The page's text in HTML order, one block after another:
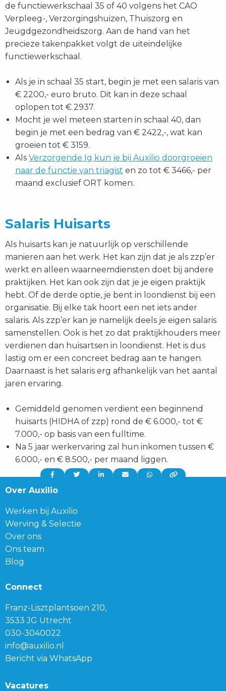
de functiewerkschaal 35 of 40 volgens het CAO
Verpleeg-, Verzorgingshuizen, Thuiszorg en
Jeugdgezondheidszorg. Aan de hand van het
precieze takenpakket volgt de uiteindelijke
functiewerkschaal.
Als je in schaal 35 start, begin je met een salaris van
€ 2200,- euro bruto. Dit kan in deze schaal
oplopen tot € 2937.
Mocht je wel meteen starten in schaal 40, dan
begin je met een bedrag van € 2422,-, wat kan
groeien tot € 3159.
Als Verzorgende Ig kun je bij Auxilio doorgroeien
naar de functie van triagist en zo tot € 3466,- per
maand exclusief ORT komen.
Salaris Huisarts
Als huisarts kan je natuurlijk op verschillende
manieren aan het werk. Het kan zijn dat je als zzp’er
werkt en alleen waarneemdiensten doet bij andere
praktijken. Het kan ook zijn dat je je eigen praktijk
hebt. Of de derde optie, je bent in loondienst bij een
organisatie. Bij elke tak hoort een net iets ander
salaris. Als zzp’er kan je namelijk deels je eigen salaris
samenstellen. Ook is het zo dat praktijkhouders meer
verdienen dan huisartsen in loondienst. Het is dus
lastig om er een concreet bedrag aan te hangen.
Daarnaast is het salaris erg afhankelijk van het aantal
jaren ervaring.
Gemiddeld genomen verdient een beginnend
huisarts (HIDHA of zzp) rond de € 6.000,- tot €
7.000,- op basis van een fulltime.
Na 5 jaar werkervaring zal hun inkomen tussen €
6.000,- en € 8.500,- per maand liggen.
Delen
via:
Delen
Delen
Delen
Delen
Over Auxilio
Werken bij Auxilio
Werving & Selectie
Over ons
Ons team
Blog
Connect
Franz-Lisztplantsoen 210,
3533 JG Utrecht
030-3040022
info@auxilio.nl
Bericht via WhatsApp
Vacatures